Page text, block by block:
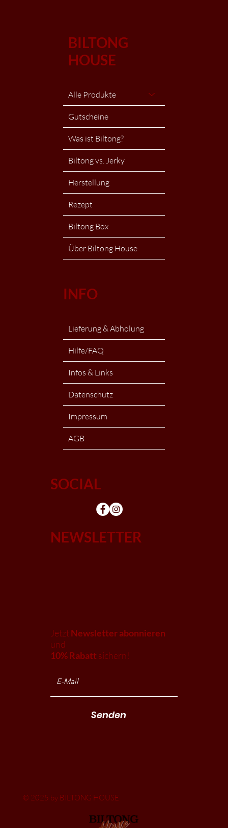
BILTONG
HOUSE
Alle Produkte
Gutscheine
Was ist Biltong?
Biltong vs. Jerky
Herstellung
Rezept
Biltong Box
Über Biltong House
INFO
Lieferung & Abholung
Hilfe/FAQ
Infos & Links
Datenschutz
Impressum
AGB
JetztNewsletter abonnieren
und
10% Rabattsichern!
Senden
SOCIAL
NEWSLETTER
© 2025 by BILTONG HOUSE